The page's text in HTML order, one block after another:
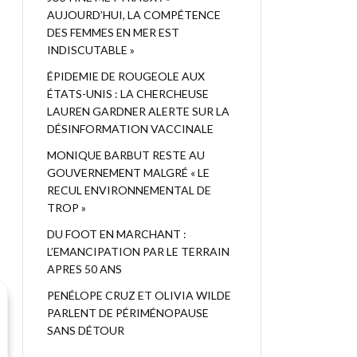
AUJOURD’HUI, LA COMPÉTENCE
DES FEMMES EN MER EST
INDISCUTABLE »
ÉPIDEMIE DE ROUGEOLE AUX
ÉTATS-UNIS : LA CHERCHEUSE
LAUREN GARDNER ALERTE SUR LA
DÉSINFORMATION VACCINALE
MONIQUE BARBUT RESTE AU
GOUVERNEMENT MALGRÉ « LE
RECUL ENVIRONNEMENTAL DE
TROP »
DU FOOT EN MARCHANT :
L’EMANCIPATION PAR LE TERRAIN
APRES 50 ANS
PENÉLOPE CRUZ ET OLIVIA WILDE
PARLENT DE PÉRIMÉNOPAUSE
SANS DÉTOUR